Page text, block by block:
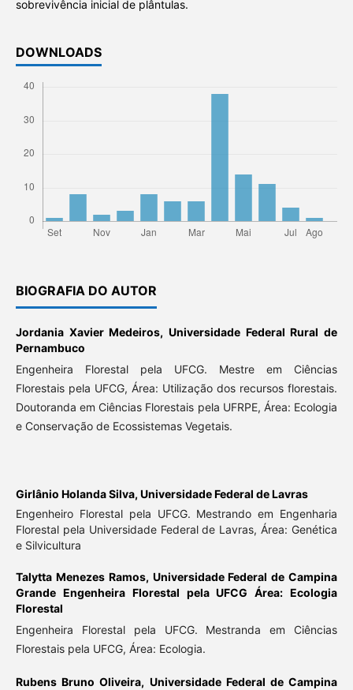
sobrevivência inicial de plântulas.
DOWNLOADS
BIOGRAFIA DO AUTOR
Jordania Xavier Medeiros, Universidade Federal Rural de
Pernambuco
Engenheira Florestal pela UFCG. Mestre em Ciências
Florestais pela UFCG, Área: Utilização dos recursos florestais.
Doutoranda em Ciências Florestais pela UFRPE, Área: Ecologia
e Conservação de Ecossistemas Vegetais.
Girlânio Holanda Silva, Universidade Federal de Lavras
Engenheiro Florestal pela UFCG. Mestrando em Engenharia
Florestal pela Universidade Federal de Lavras, Área: Genética
e Silvicultura
Talytta Menezes Ramos, Universidade Federal de Campina
Grande Engenheira Florestal pela UFCG Área: Ecologia
Florestal
Engenheira Florestal pela UFCG. Mestranda em Ciências
Florestais pela UFCG, Área: Ecologia.
Rubens Bruno Oliveira, Universidade Federal de Campina